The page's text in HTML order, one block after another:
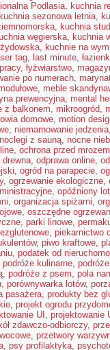
Podlasia, kuchnia
kuchnia sezonowa letnia,
, kuchnia
węgierska, kuchnia
, kuchnie na
tag, last minute,
, łyżwiarstwo,
po numerach,
, meble
prewencyjna, mental
z balkonem, mikroogród,
domowe, motion
, niemarnowanie jedzenia
noclegi z sauną, nocne
, ochrona przed mrozem
drewna, odprawa online,
, ogród na parapecie,
, ogrzewanie ekologiczne,
, opóźniony lot
, organizacja spiżarni,
, oszczędne
, parki linowe,
, piekarnictwo
, piwo kraftowe,
, podatek od
podróże kulinarne,
, podróże z psem, pola
, porównywarka lotów,
pasażera, produkty bez
, projekt ogrodu
UI , projektowanie
zdawczo-odbiorczy,
, przetwory
, psy profilaktyka,